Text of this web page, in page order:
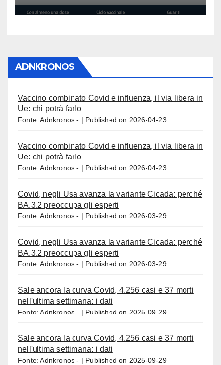
ADNKRONOS
Vaccino combinato Covid e influenza, il via libera in
Ue: chi potrà farlo
Fonte: Adnkronos - Published on 2026-04-23
Vaccino combinato Covid e influenza, il via libera in
Ue: chi potrà farlo
Fonte: Adnkronos - Published on 2026-04-23
Covid, negli Usa avanza la variante Cicada: perché
BA.3.2 preoccupa gli esperti
Fonte: Adnkronos - Published on 2026-03-29
Covid, negli Usa avanza la variante Cicada: perché
BA.3.2 preoccupa gli esperti
Fonte: Adnkronos - Published on 2026-03-29
Sale ancora la curva Covid, 4.256 casi e 37 morti
nell'ultima settimana: i dati
Fonte: Adnkronos - Published on 2025-09-29
Sale ancora la curva Covid, 4.256 casi e 37 morti
nell'ultima settimana: i dati
Fonte: Adnkronos - Published on 2025-09-29